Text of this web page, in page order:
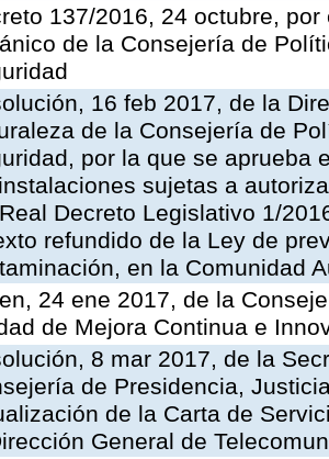
137/2016, 24 octubre,
de la Consejería de
16 feb 2017, de la
de la Consejería de
por la que se aprueba
sujetas a
Decreto Legislativo 1/
refundido de la Ley de
en la Comunidad
24 ene 2017, de la
de Mejora Continua e
8 mar 2017, de la
de Presidencia,
de la Carta de
General de